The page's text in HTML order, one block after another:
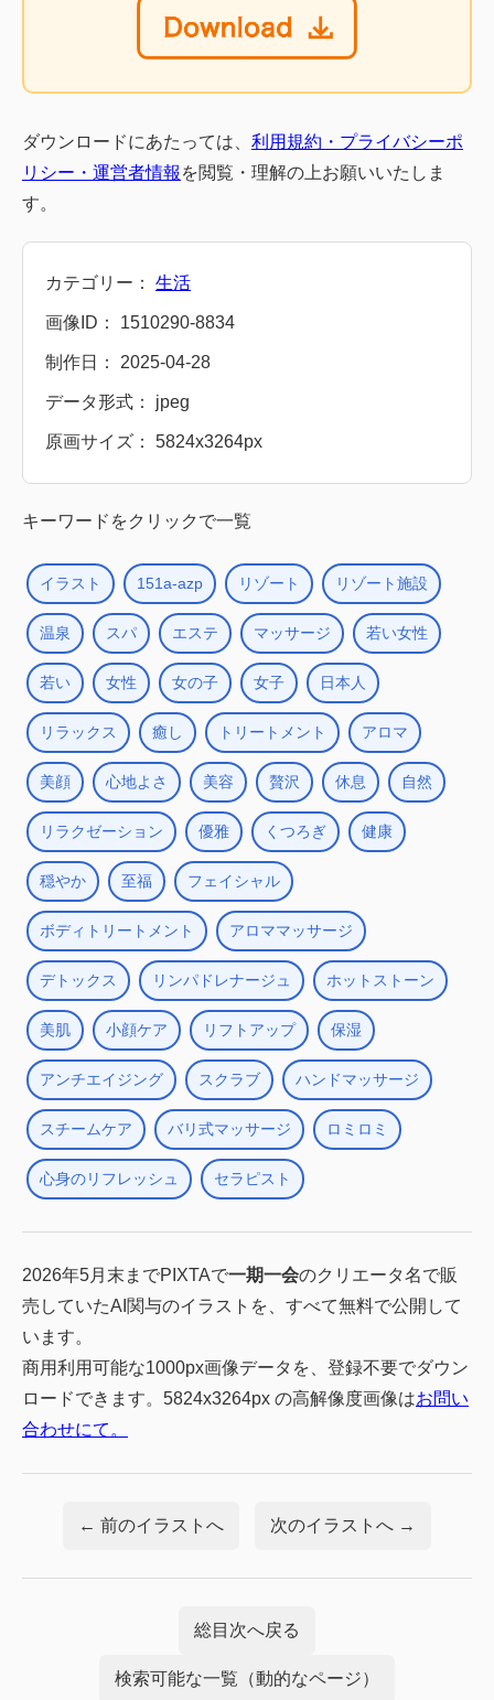
ダウンロードにあたっては、 利用規約・プライバシーポ
リシー・運営者情報 を閲覧・理解の上お願いいたしま
す。
カテゴリー： 生活
画像ID： 1510290-8834
制作日： 2025-04-28
データ形式： jpeg
原画サイズ： 5824x3264px
キーワードをクリックで一覧
イラスト 151a-azp リゾート リゾート施設
温泉 スパ エステ マッサージ 若い女性
若い 女性 女の子 女子 日本人
リラックス 癒し トリートメント アロマ
美顔 心地よさ 美容 贅沢 休息 自然
リラクゼーション 優雅 くつろぎ 健康
穏やか 至福 フェイシャル
ボディトリートメント アロママッサージ
デトックス リンパドレナージュ ホットストーン
美肌 小顔ケア リフトアップ 保湿
アンチエイジング スクラブ ハンドマッサージ
スチームケア バリ式マッサージ ロミロミ
心身のリフレッシュ セラピスト
2026年5月末までPIXTAで一期一会のクリエータ名で販
売していたAI関与のイラストを、すべて無料で公開して
います。
商用利用可能な1000px画像データを、登録不要でダウン
ロードできます。5824x3264px の高解像度画像はお問い
合わせにて。
← 前のイラストへ 次のイラストへ →
総目次へ戻る
検索可能な一覧（動的なページ）